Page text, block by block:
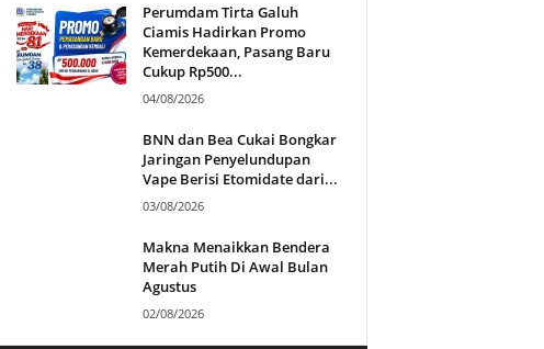
Perumdam Tirta Galuh
Ciamis Hadirkan Promo
Kemerdekaan, Pasang Baru
Cukup Rp500...
04/08/2026
BNN dan Bea Cukai Bongkar
Jaringan Penyelundupan
Vape Berisi Etomidate dari...
03/08/2026
Makna Menaikkan Bendera
Merah Putih Di Awal Bulan
Agustus
02/08/2026